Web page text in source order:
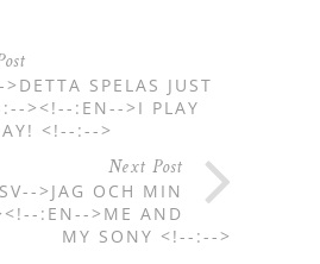
SPELAS JUST
><!--:EN-->I PLAY
<!--:-->
Next Post
>JAG OCH MIN
:EN-->ME AND
MY SONY <!--:-->